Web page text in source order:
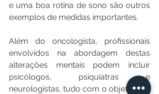
e uma boa rotina de sono são outros
exemplos de medidas importantes.
Além do oncologista, profissionais
envolvidos na abordagem destas
alterações mentais podem incluir
psicólogos, psiquiatras e
neurologistas, tudo com o objetivo de